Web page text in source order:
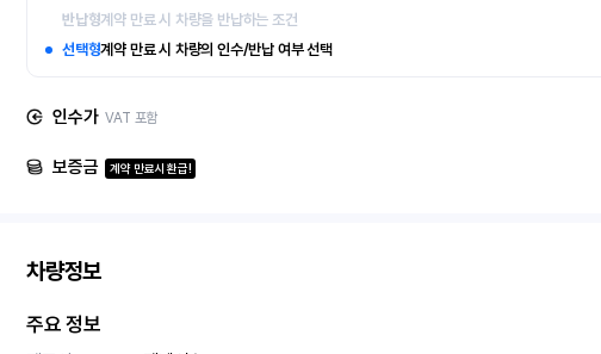
반납형계약 만료 시 차량을 반납하는 조건
선택형계약 만료 시 차량의 인수/반납 여부 선택
인수가 VAT 포함
보증금 계약 만료시 환급!
차량정보
주요 정보